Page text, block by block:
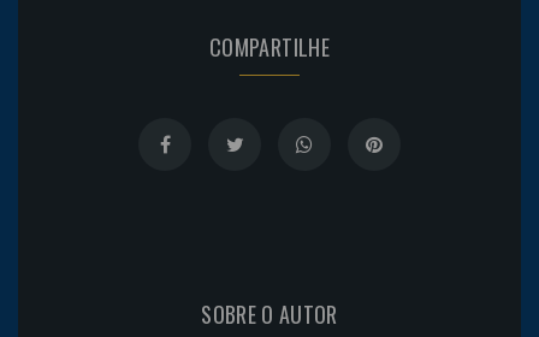
COMPARTILHE
SOBRE O AUTOR